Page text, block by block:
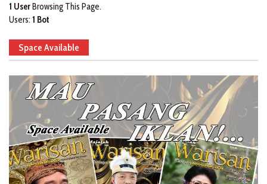
1 UserBrowsing This Page.
Users: 1 Bot
Space Available